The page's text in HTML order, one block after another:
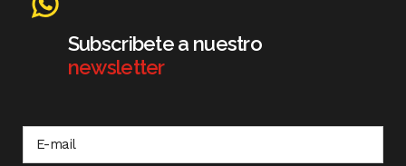
Subscribete a nuestro
newsletter